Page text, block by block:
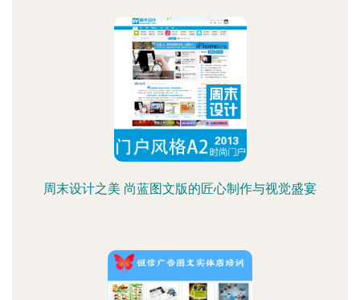
周末设计之美 尚蓝图文版的匠心制作与视觉盛宴